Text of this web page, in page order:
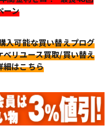
ーン
入可能な買い替えプログ
ベリユース買取/買い替え
細はこちら